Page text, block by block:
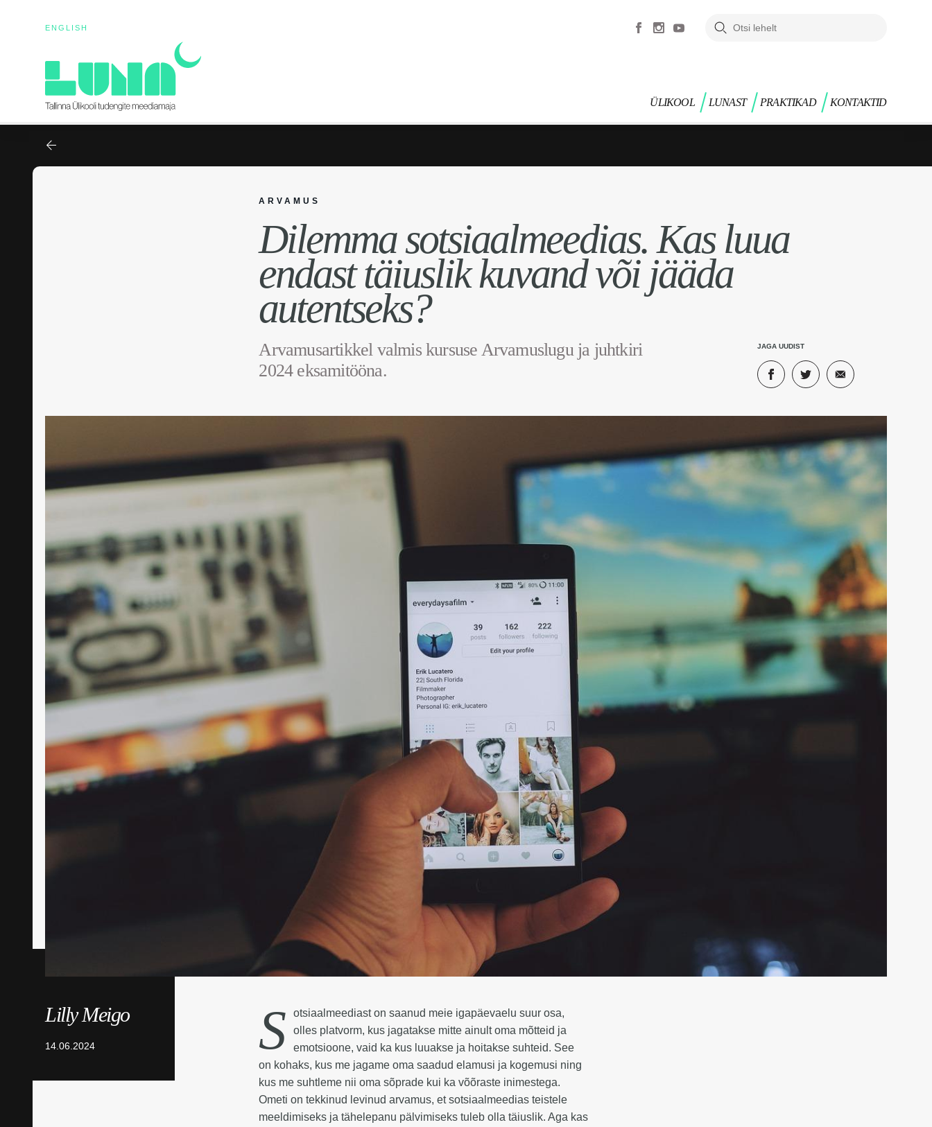
ENGLISH
ÜLIKOOL LUNAST PRAKTIKAD KONTAKTID
ARVAMUS
Dilemma sotsiaalmeedias. Kas luua
endast täiuslik kuvand või jääda
autentseks?
Arvamusartikkel valmis kursuse Arvamuslugu ja juhtkiri
2024 eksamitööna.
JAGA UUDIST
Lilly Meigo
14.06.2024 S
otsiaalmeediast on saanud meie igapäevaelu suur osa,
olles platvorm, kus jagatakse mitte ainult oma mõtteid ja
emotsioone, vaid ka kus luuakse ja hoitakse suhteid. See
on kohaks, kus me jagame oma saadud elamusi ja kogemusi ning
kus me suhtleme nii oma sõprade kui ka võõraste inimestega.
Ometi on tekkinud levinud arvamus, et sotsiaalmeedias teistele
meeldimiseks ja tähelepanu pälvimiseks tuleb olla täiuslik. Aga kas